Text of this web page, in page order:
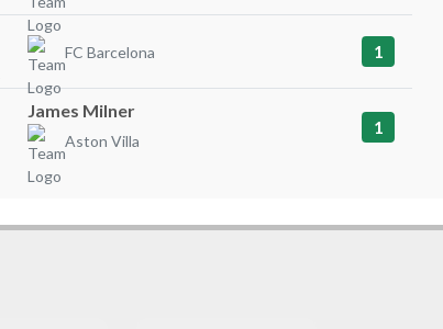
FC Barcelona 1
James Milner
Aston Villa
1